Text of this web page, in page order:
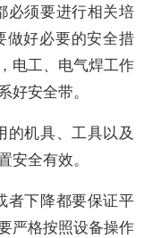
必须要进行相关培
做好必要的安全措
电工、电气焊工作
好安全带。
机具、工具以及
全有效。
者下降都要保证平
严格按照设备操作